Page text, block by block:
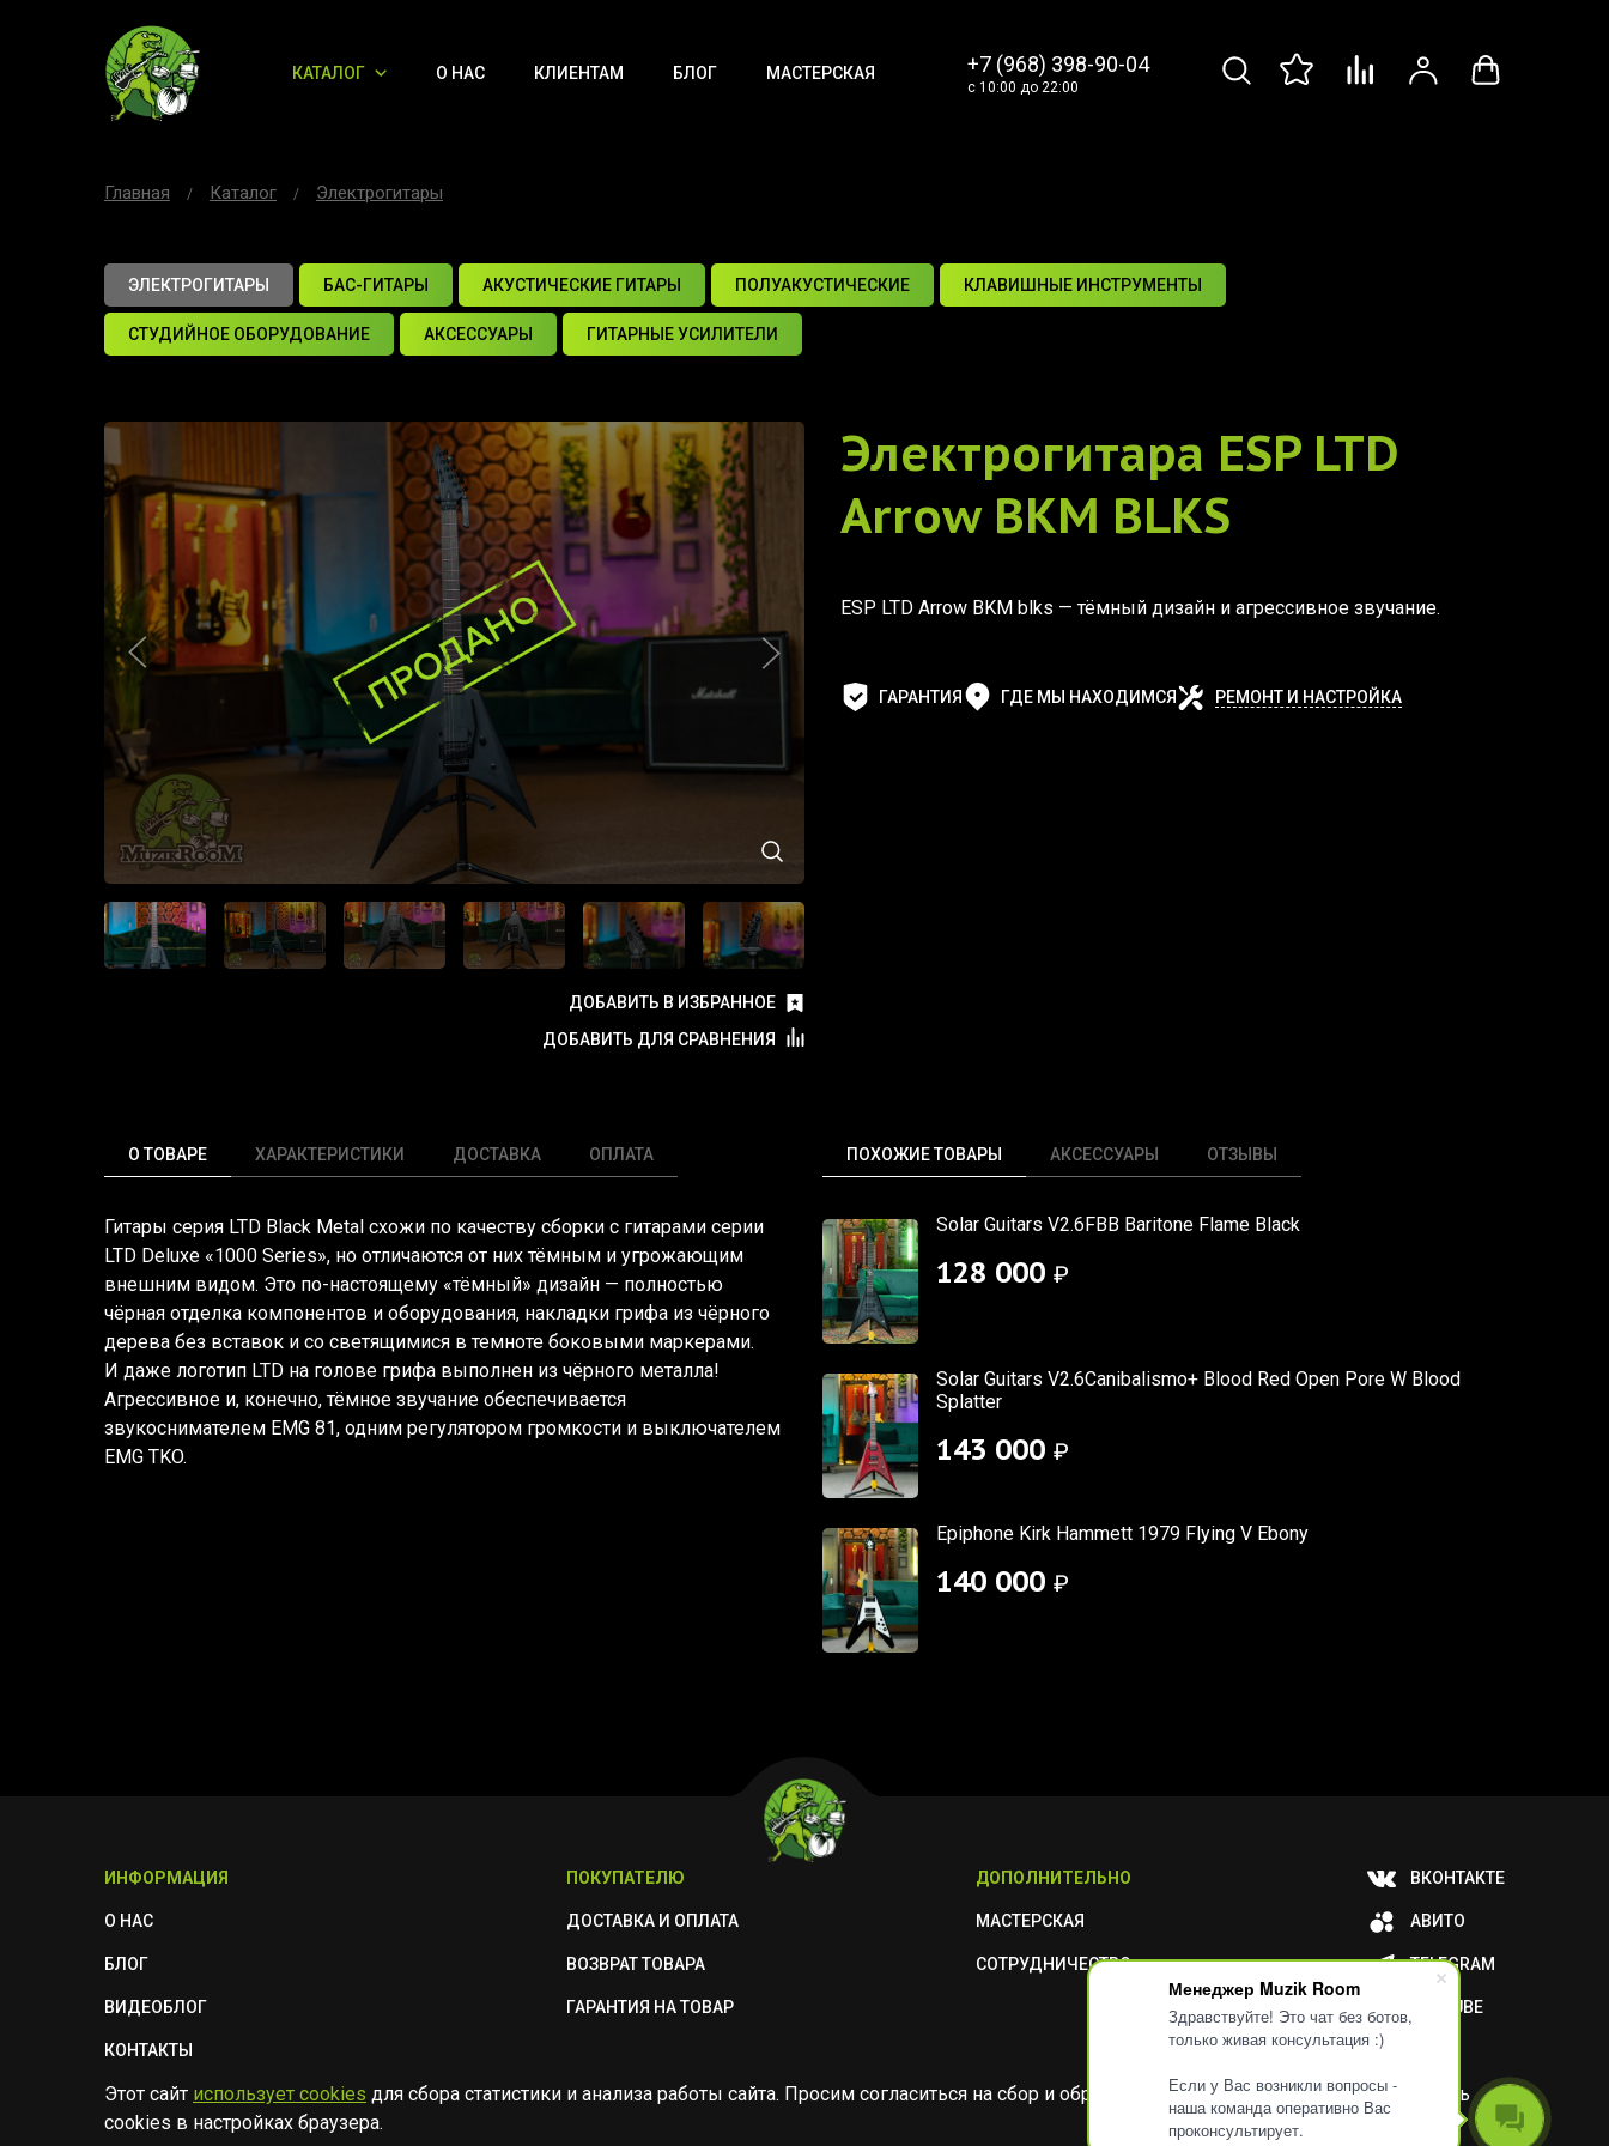
Менеджер Muzik Room
Здравствуйте! Это чат без ботов,
только живая консультация :)
Если у Вас возникли вопросы -
наша команда оперативно Вас
проконсультирует.
КАТАЛОГ О НАС КЛИЕНТАМ БЛОГ МАСТЕРСКАЯ +7 (968) 398-90-04
с 10:00 до 22:00
Главная Каталог Электрогитары
ЭЛЕКТРОГИТАРЫ БАС-ГИТАРЫ АКУСТИЧЕСКИЕ ГИТАРЫ ПОЛУАКУСТИЧЕСКИЕ КЛАВИШНЫЕ ИНСТРУМЕНТЫ
СТУДИЙНОЕ ОБОРУДОВАНИЕ АКСЕССУАРЫ ГИТАРНЫЕ УСИЛИТЕЛИ
ДОБАВИТЬ В ИЗБРАННОЕ
ДОБАВИТЬ ДЛЯ СРАВНЕНИЯ
Электрогитара ESP LTD
Arrow BKM BLKS
ESP LTD Arrow BKM blks — тёмный дизайн и агрессивное звучание.
ГАРАНТИЯ ГДЕ МЫ НАХОДИМСЯ РЕМОНТ И НАСТРОЙКА
О ТОВАРЕ ХАРАКТЕРИСТИКИ ДОСТАВКА ОПЛАТА
Гитары серия LTD Black Metal схожи по качеству сборки с гитарами серии
LTD Deluxe «1000 Series», но отличаются от них тёмным и угрожающим
внешним видом. Это по-настоящему «тёмный» дизайн — полностью
чёрная отделка компонентов и оборудования, накладки грифа из чёрного
дерева без вставок и со светящимися в темноте боковыми маркерами.
И даже логотип LTD на голове грифа выполнен из чёрного металла!
Агрессивное и, конечно, тёмное звучание обеспечивается
звукоснимателем EMG 81, одним регулятором громкости и выключателем
EMG TKO.
ПОХОЖИЕ ТОВАРЫ АКСЕССУАРЫ ОТЗЫВЫ
Solar Guitars V2.6FBB Baritone Flame Black
128 000 ₽
Solar Guitars V2.6Canibalismo+ Blood Red Open Pore W Blood
Splatter
143 000 ₽
Epiphone Kirk Hammett 1979 Flying V Ebony
140 000 ₽
ИНФОРМАЦИЯ
О НАС
БЛОГ
ВИДЕОБЛОГ
КОНТАКТЫ
ПОЛИТИКА БЕЗОПАСНОСТИ
ПОКУПАТЕЛЮ
ДОСТАВКА И ОПЛАТА
ВОЗВРАТ ТОВАРА
ГАРАНТИЯ НА ТОВАР
ДОПОЛНИТЕЛЬНО
МАСТЕРСКАЯ
СОТРУДНИЧЕСТВО
ВКОНТАКТЕ
АВИТО
TELEGRAM
YOUTUBE
Этот сайт использует cookies для сбора статистики и анализа работы сайта. Просим согласиться на сбор и обработку ваших метаданных или отключить
cookies в настройках браузера.